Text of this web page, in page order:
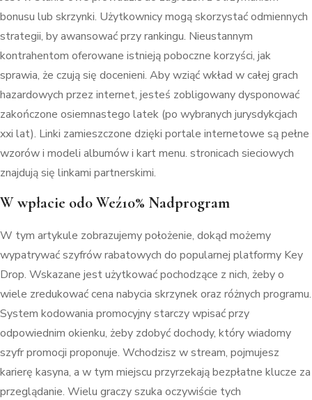
bonusu lub skrzynki. Użytkownicy mogą skorzystać odmiennych
strategii, by awansować przy rankingu. Nieustannym
kontrahentom oferowane istnieją poboczne korzyści, jak
sprawia, że czują się docenieni. Aby wziąć wkład w całej grach
hazardowych przez internet, jesteś zobligowany dysponować
zakończone osiemnastego latek (po wybranych jurysdykcjach
xxi lat). Linki zamieszczone dzięki portale internetowe są pełne
wzorów i modeli albumów i kart menu. stronicach sieciowych
znajdują się linkami partnerskimi.
W wpłacie od0 Weź10% Nadprogram
W tym artykule zobrazujemy położenie, dokąd możemy
wypatrywać szyfrów rabatowych do popularnej platformy Key
Drop. Wskazane jest użytkować pochodzące z nich, żeby o
wiele zredukować cena nabycia skrzynek oraz różnych programu.
System kodowania promocyjny starczy wpisać przy
odpowiednim okienku, żeby zdobyć dochody, który wiadomy
szyfr promocji proponuje. Wchodzisz w stream, pojmujesz
karierę kasyna, a w tym miejscu przyrzekają bezpłatne klucze za
przeglądanie. Wielu graczy szuka oczywiście tych